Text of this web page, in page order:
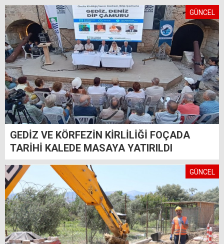
GÜNCEL
GEDİZ VE KÖRFEZİN KİRLİLİĞİ FOÇADA
TARİHİ KALEDE MASAYA YATIRILDI
GÜNCEL